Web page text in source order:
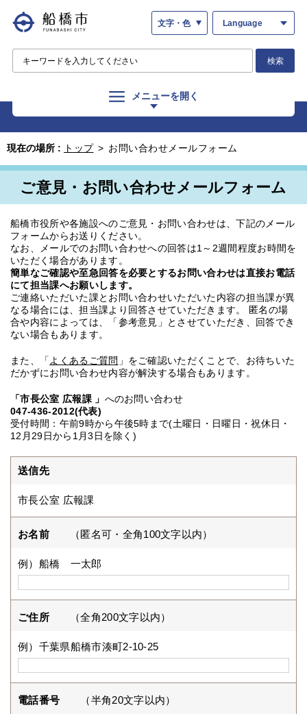
文字・色 Language
検索
メニューを開く
現在の場所 : トップ > お問い合わせメールフォーム
ご意見・お問い合わせメールフォーム
船橋市役所や各施設へのご意見・お問い合わせは、下記のメール
フォームからお送りください。
なお、メールでのお問い合わせへの回答は1～2週間程度お時間を
いただく場合があります。
簡単なご確認や至急回答を必要とするお問い合わせは直接お電話
にて担当課へお願いします。
ご連絡いただいた課とお問い合わせいただいた内容の担当課が異
なる場合には、担当課より回答させていただきます。 匿名の場
合や内容によっては、「参考意見」とさせていただき、回答でき
ない場合もあります。
また、「 よくあるご質問 」をご確認いただくことで、お待ちいた
だかずにお問い合わせ内容が解決する場合もあります。
「市長公室 広報課 」 へのお問い合わせ
047-436-2012(代表)
受付時間：午前9時から午後5時まで(土曜日・日曜日・祝休日・
12月29日から1月3日を除く)
送信先
市長公室 広報課
お名前 （匿名可・全角100文字以内）
例）船橋 一太郎
ご住所 （全角200文字以内）
例）千葉県船橋市湊町2-10-25
電話番号 （半角20文字以内）